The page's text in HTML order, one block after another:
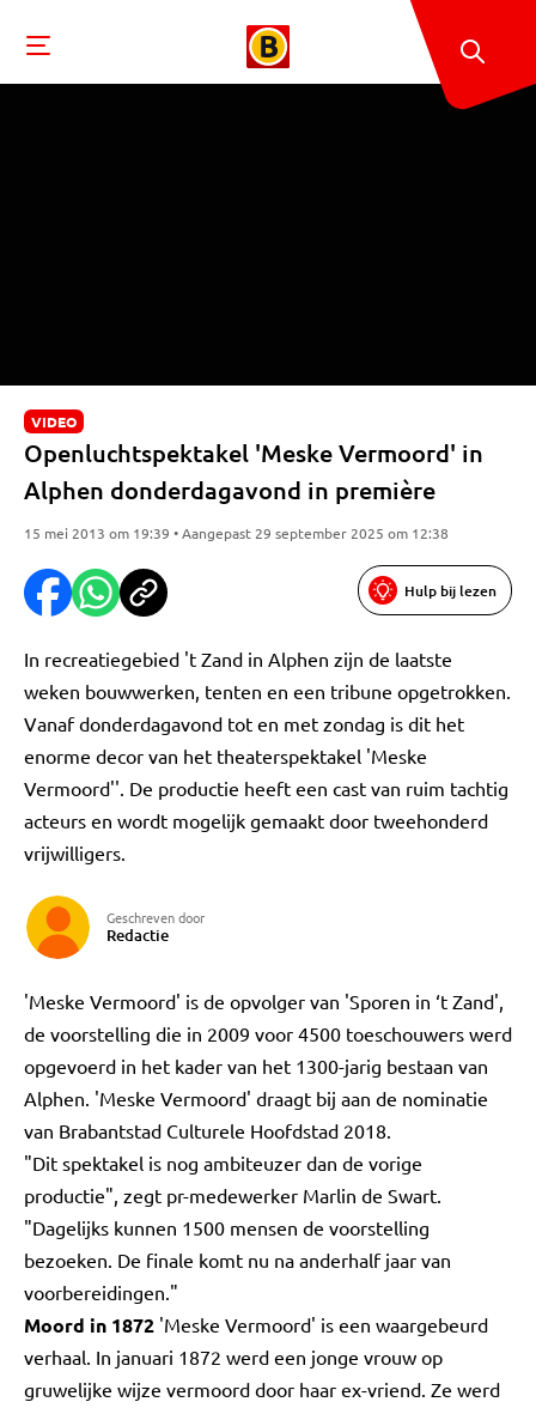
VIDEO
Openluchtspektakel 'Meske Vermoord' in
Alphen donderdagavond in première
15 mei 2013 om 19:39 • Aangepast 29 september 2025 om 12:38
Hulp bij lezen
In recreatiegebied 't Zand in Alphen zijn de laatste
weken bouwwerken, tenten en een tribune opgetrokken.
Vanaf donderdagavond tot en met zondag is dit het
enorme decor van het theaterspektakel 'Meske
Vermoord''. De productie heeft een cast van ruim tachtig
acteurs en wordt mogelijk gemaakt door tweehonderd
vrijwilligers.
Geschreven door
Redactie
'Meske Vermoord' is de opvolger van 'Sporen in ‘t Zand',
de voorstelling die in 2009 voor 4500 toeschouwers werd
opgevoerd in het kader van het 1300-jarig bestaan van
Alphen. 'Meske Vermoord' draagt bij aan de nominatie
van Brabantstad Culturele Hoofdstad 2018.
"Dit spektakel is nog ambiteuzer dan de vorige
productie", zegt pr-medewerker Marlin de Swart.
"Dagelijks kunnen 1500 mensen de voorstelling
bezoeken. De finale komt nu na anderhalf jaar van
voorbereidingen."
Moord in 1872 'Meske Vermoord' is een waargebeurd
verhaal. In januari 1872 werd een jonge vrouw op
gruwelijke wijze vermoord door haar ex-vriend. Ze werd